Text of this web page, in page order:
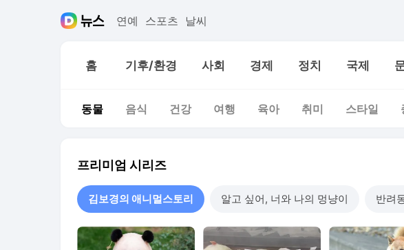
연예 스포츠 날씨
홈 기후/환경 사회 경제 정치 국제
동물 음식 건강 여행 육아 취미 스타일
프리미엄 시리즈
김보경의 애니멀스토리 알고 싶어, 너와 나의 멍냥이 반려